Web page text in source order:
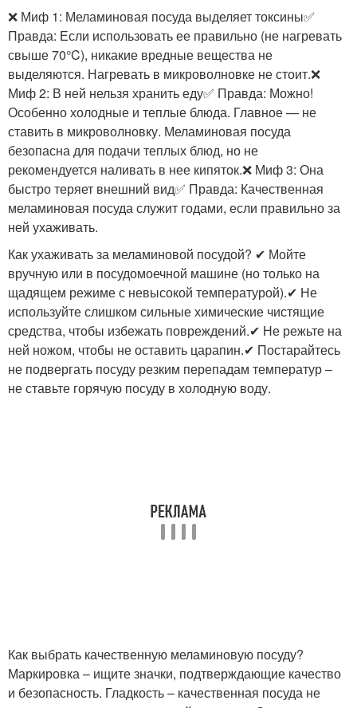
❌ Миф 1: Меламиновая посуда выделяет токсины✅
Правда: Если использовать ее правильно (не нагревать
свыше 70°C), никакие вредные вещества не
выделяются. Нагревать в микроволновке не стоит.❌
Миф 2: В ней нельзя хранить еду✅ Правда: Можно!
Особенно холодные и теплые блюда. Главное — не
ставить в микроволновку. Меламиновая посуда
безопасна для подачи теплых блюд, но не
рекомендуется наливать в нее кипяток.❌ Миф 3: Она
быстро теряет внешний вид✅ Правда: Качественная
меламиновая посуда служит годами, если правильно за
ней ухаживать.
Как ухаживать за меламиновой посудой? ✔ Мойте
вручную или в посудомоечной машине (но только на
щадящем режиме с невысокой температурой).✔ Не
используйте слишком сильные химические чистящие
средства, чтобы избежать повреждений.✔ Не режьте на
ней ножом, чтобы не оставить царапин.✔ Постарайтесь
не подвергать посуду резким перепадам температур –
не ставьте горячую посуду в холодную воду.
Как выбрать качественную меламиновую посуду?
Маркировка – ищите значки, подтверждающие качество
и безопасность. Гладкость – качественная посуда не